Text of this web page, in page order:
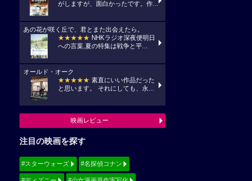
がしますが、面白かったです。作...
あの花が咲く丘で、君とまた出会えたら。
★★★★★ NHKラジオ深夜便明日
への言葉,夏の特集は戦争と平...
オールド・オーク
★★★★★ 素直にいい作品だった
と思います。 それにしても、永...
映画レビュー
注目の映画を探す
#スターウォーズ #名探偵コナン